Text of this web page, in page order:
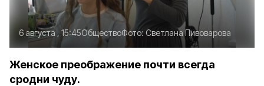
6 августа , 15:45ОбществоФото: Светлана Пивоварова
Женское преображение почти всегда
сродни чуду.